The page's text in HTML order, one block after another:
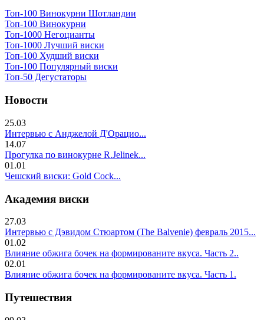
Топ-100 Винокурни Шотландии
Топ-100 Винокурни
Топ-1000 Негоцианты
Топ-1000 Лучший виски
Топ-100 Худший виски
Топ-100 Популярный виски
Топ-50 Дегустаторы
Новости
25.03
Интервью с Анджелой Д'Орацио...
14.07
Прогулка по винокурне R.Jelinek...
01.01
Чешский виски: Gold Cock...
Академия виски
27.03
Интервью с Дэвидом Стюартом (The Balvenie) февраль 2015...
01.02
Влияние обжига бочек на формированите вкуса. Часть 2..
02.01
Влияние обжига бочек на формированите вкуса. Часть 1.
Путешествия